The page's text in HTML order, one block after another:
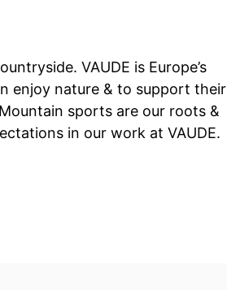
VAUDE is Europe’s
enjoy nature & to support their
sports are our roots &
in our work at VAUDE.